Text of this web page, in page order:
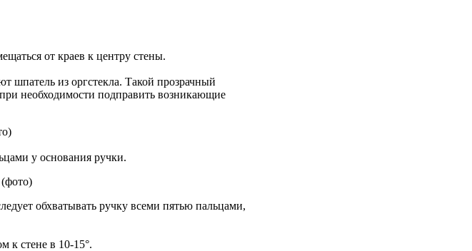
от краев к центру стены.
шпатель из оргстекла. Такой прозрачный
необходимости подправить возникающие
у основания ручки.
обхватывать ручку всеми пятью пальцами,
к стене в 10-15°.